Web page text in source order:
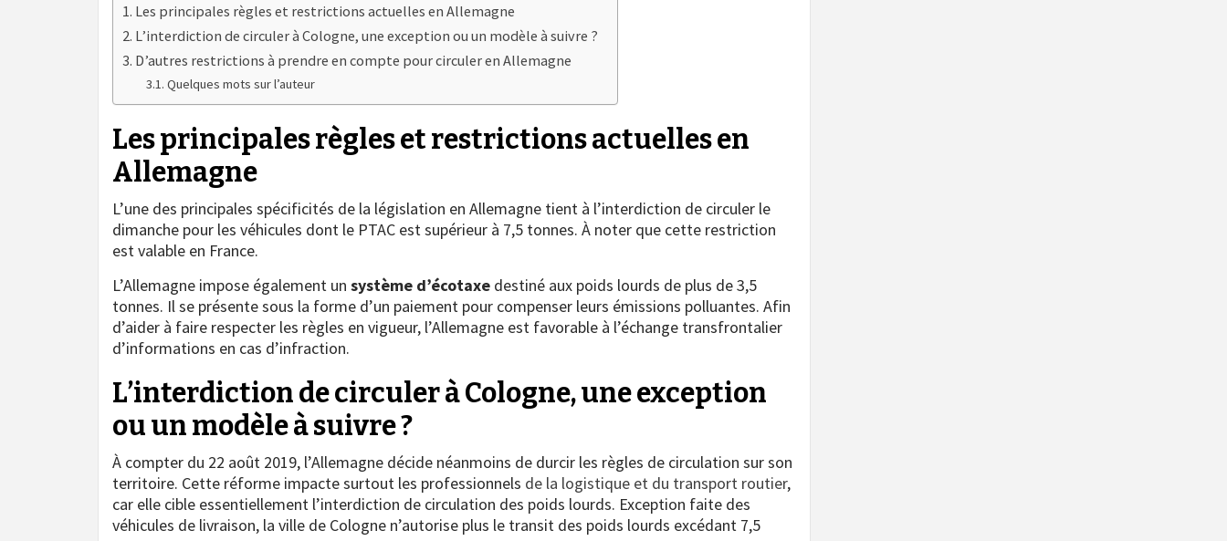
Les principales règles et restrictions actuelles en Allemagne
L’interdiction de circuler à Cologne, une exception ou un modèle à suivre ?
D’autres restrictions à prendre en compte pour circuler en Allemagne
Quelques mots sur l’auteur
Les principales règles et restrictions actuelles en
Allemagne
L’une des principales spécificités de la législation en Allemagne tient à l’interdiction de circuler le
dimanche pour les véhicules dont le PTAC est supérieur à 7,5 tonnes. À noter que cette restriction
est valable en France.
L’Allemagne impose également un système d’écotaxe destiné aux poids lourds de plus de 3,5
tonnes. Il se présente sous la forme d’un paiement pour compenser leurs émissions polluantes. Afin
d’aider à faire respecter les règles en vigueur, l’Allemagne est favorable à l’échange transfrontalier
d’informations en cas d’infraction.
L’interdiction de circuler à Cologne, une exception
ou un modèle à suivre ?
À compter du 22 août 2019, l’Allemagne décide néanmoins de durcir les règles de circulation sur son
territoire. Cette réforme impacte surtout les professionnels de la logistique et du transport routier,
car elle cible essentiellement l’interdiction de circulation des poids lourds. Exception faite des
véhicules de livraison, la ville de Cologne n’autorise plus le transit des poids lourds excédant 7,5